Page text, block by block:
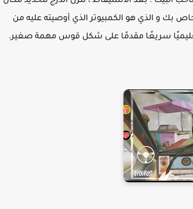
و الذي هو الكمبيوتر الذي أوصيته عليه من
تعليميًا سريعًا مقدمًا على شكل قوس مهمة صغير.